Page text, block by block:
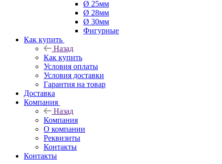
Ø 25мм
Ø 28мм
Ø 30мм
Фигурные
Как купить
Назад
Как купить
Условия оплаты
Условия доставки
Гарантия на товар
Доставка
Компания
Назад
Компания
О компании
Реквизиты
Контакты
Контакты